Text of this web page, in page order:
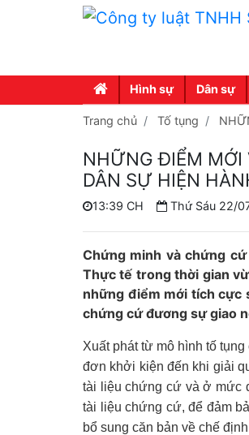
Hình sự Dân sự
Trang chủ Tố tụng
NHỮNG ĐIỂM MỚI
DÂN SỰ HIỆN
13:39 CH Thứ Sáu 22/
Chứng minh và chứng
Thực tế trong thời gian
những điểm mới tích cực
chứng cứ đương sự giao
Xuất phát từ mô hình tố
đơn khởi kiện đến khi giải
tài liệu chứng cứ và ở mức
tài liệu chứng cứ, để đảm
bổ sung căn bản về chế